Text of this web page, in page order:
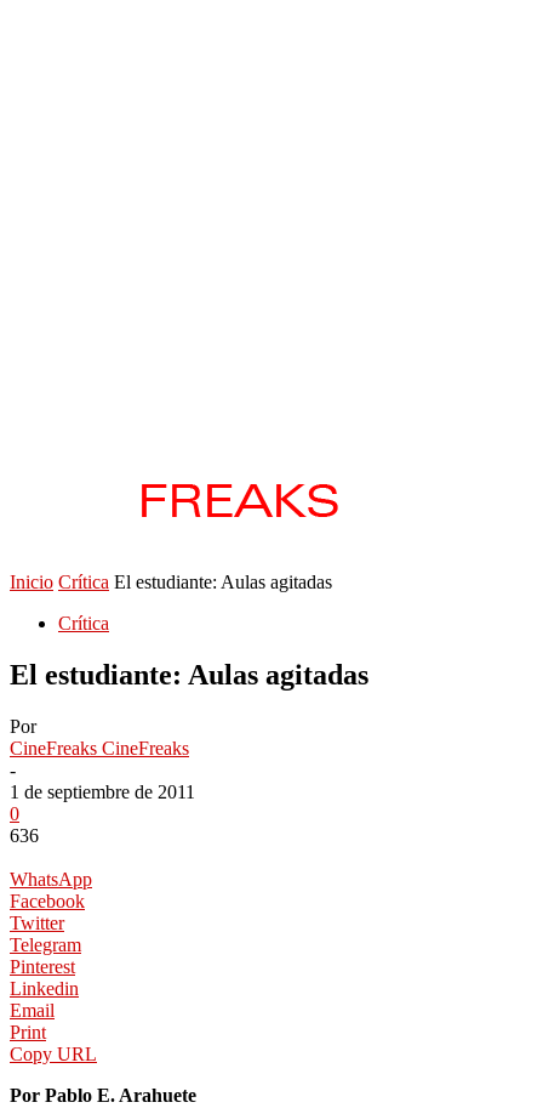
Inicio Crítica El estudiante: Aulas agitadas
Crítica
El estudiante: Aulas agitadas
Por
CineFreaks CineFreaks
-
1 de septiembre de 2011
0
636
WhatsApp
Facebook
Twitter
Telegram
Pinterest
Linkedin
Email
Print
Copy URL
Por Pablo E. Arahuete